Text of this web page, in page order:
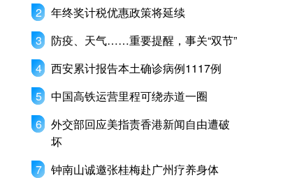
年终奖计税优惠政策将延续
防疫、天气……重要提醒，事关“双节”
西安累计报告本土确诊病例1117例
中国高铁运营里程可绕赤道一圈
外交部回应美指责香港新闻自由遭破
坏
钟南山诚邀张桂梅赴广州疗养身体